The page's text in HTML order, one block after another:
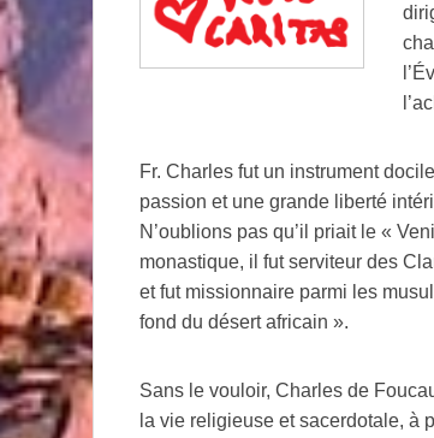
Fr. Charles fut un instrument
passion et une grande liberté
N’oublions pas qu’il priait le «
monastique, il fut serviteur des
et fut missionnaire parmi les
fond du désert africain ».
Sans le vouloir, Charles de
la vie religieuse et sacerdotale, à